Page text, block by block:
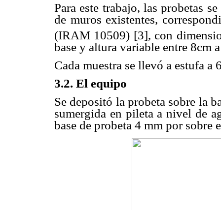
Para este trabajo, las probetas
de muros existentes,
(IRAM 10509) [3], con
base y altura variable entre 8cm
Cada muestra se llevó a estufa a
3.2. El equipo
Se depositó la probeta sobre la
sumergida en pileta a nivel de
base de probeta 4 mm por sobre